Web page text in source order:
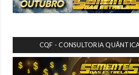
CQF - CONSULTORIA